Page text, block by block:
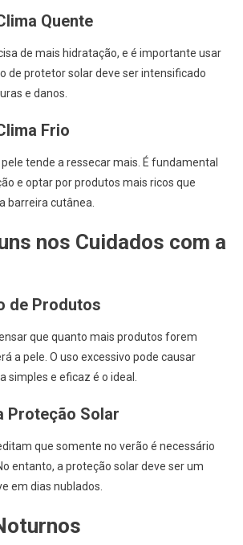
Quente
de mais hidratação, e é importante usar
de protetor solar deve ser intensificado
e danos.
Frio
tende a ressecar mais. É fundamental
e optar por produtos mais ricos que
barreira cutânea.
nos Cuidados com a
de Produtos
que quanto mais produtos forem
a pele. O uso excessivo pode causar
simples e eficaz é o ideal.
Proteção Solar
que somente no verão é necessário
entanto, a proteção solar deve ser um
em dias nublados.